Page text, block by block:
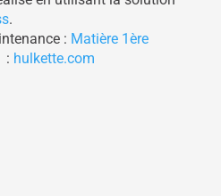
.
: Matière 1ère
: hulkette.com